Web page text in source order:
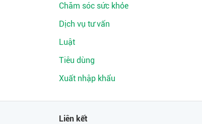
Chăm sóc sức khỏe
Dịch vụ tư vấn
Luật
Tiêu dùng
Xuất nhập khẩu
Liên kết